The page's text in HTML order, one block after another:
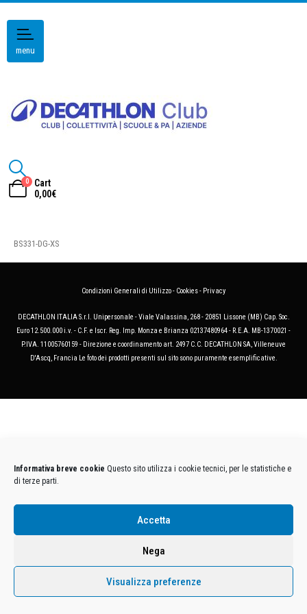
Informativa breve cookie Questo sito utilizza i cookie tecnici, per le statistiche e
di terze parti.
Accetta
Nega
Visualizza preferenze
menu
0
Cart
0,00€
BS331-DG-XS
Condizioni Generali di Utilizzo- Cookies- Privacy
DECATHLON ITALIA S.r.l. Unipersonale - Viale Valassina, 268 - 20851 Lissone (MB) Cap. Soc.
Euro 12.500.000 i.v. - C.F. e Iscr. Reg. Imp. Monza e Brianza 02137480964 - R.E.A. MB-1370021 -
P.IVA. 11005760159 - Direzione e coordinamento art. 2497 C.C. DECATHLON SA, Villeneuve
D'Ascq, Francia Le foto dei prodotti presenti sul sito sono puramente esemplificative.